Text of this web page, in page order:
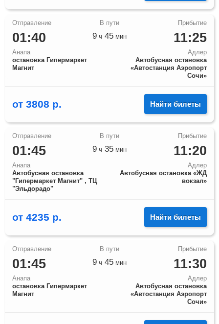
01:40
Анапа
остановка Гипермаркет
Магнит
11:25
Адлер
Автобусная остановка
«Автостанция Аэропорт
Сочи»
9 ч 45 мин
от 3808 р. Найти билеты
01:45
Анапа
Автобусная остановка
"Гипермаркет Магнит" , ТЦ
"Эльдорадо"
11:20
Адлер
Автобусная остановка «ЖД
вокзал»
9 ч 35 мин
от 4235 р. Найти билеты
01:45
Анапа
остановка Гипермаркет
Магнит
11:30
Адлер
Автобусная остановка
«Автостанция Аэропорт
Сочи»
9 ч 45 мин